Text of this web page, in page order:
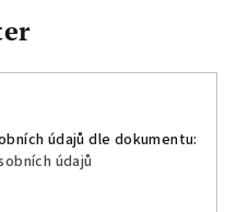
údajů dle dokumentu:
údajů